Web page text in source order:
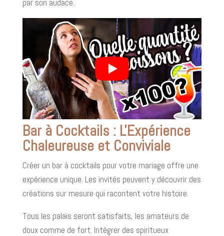
par son audace.
Bar à Cocktails : L'Expérience
Chaleureuse et Conviviale
Créer un bar à cocktails pour votre mariage offre une
expérience unique. Les invités peuvent y découvrir des
créations sur mesure qui racontent votre histoire.
Tous les palais seront satisfaits, les amateurs de
doux comme de fort. Intégrer des spiritueux